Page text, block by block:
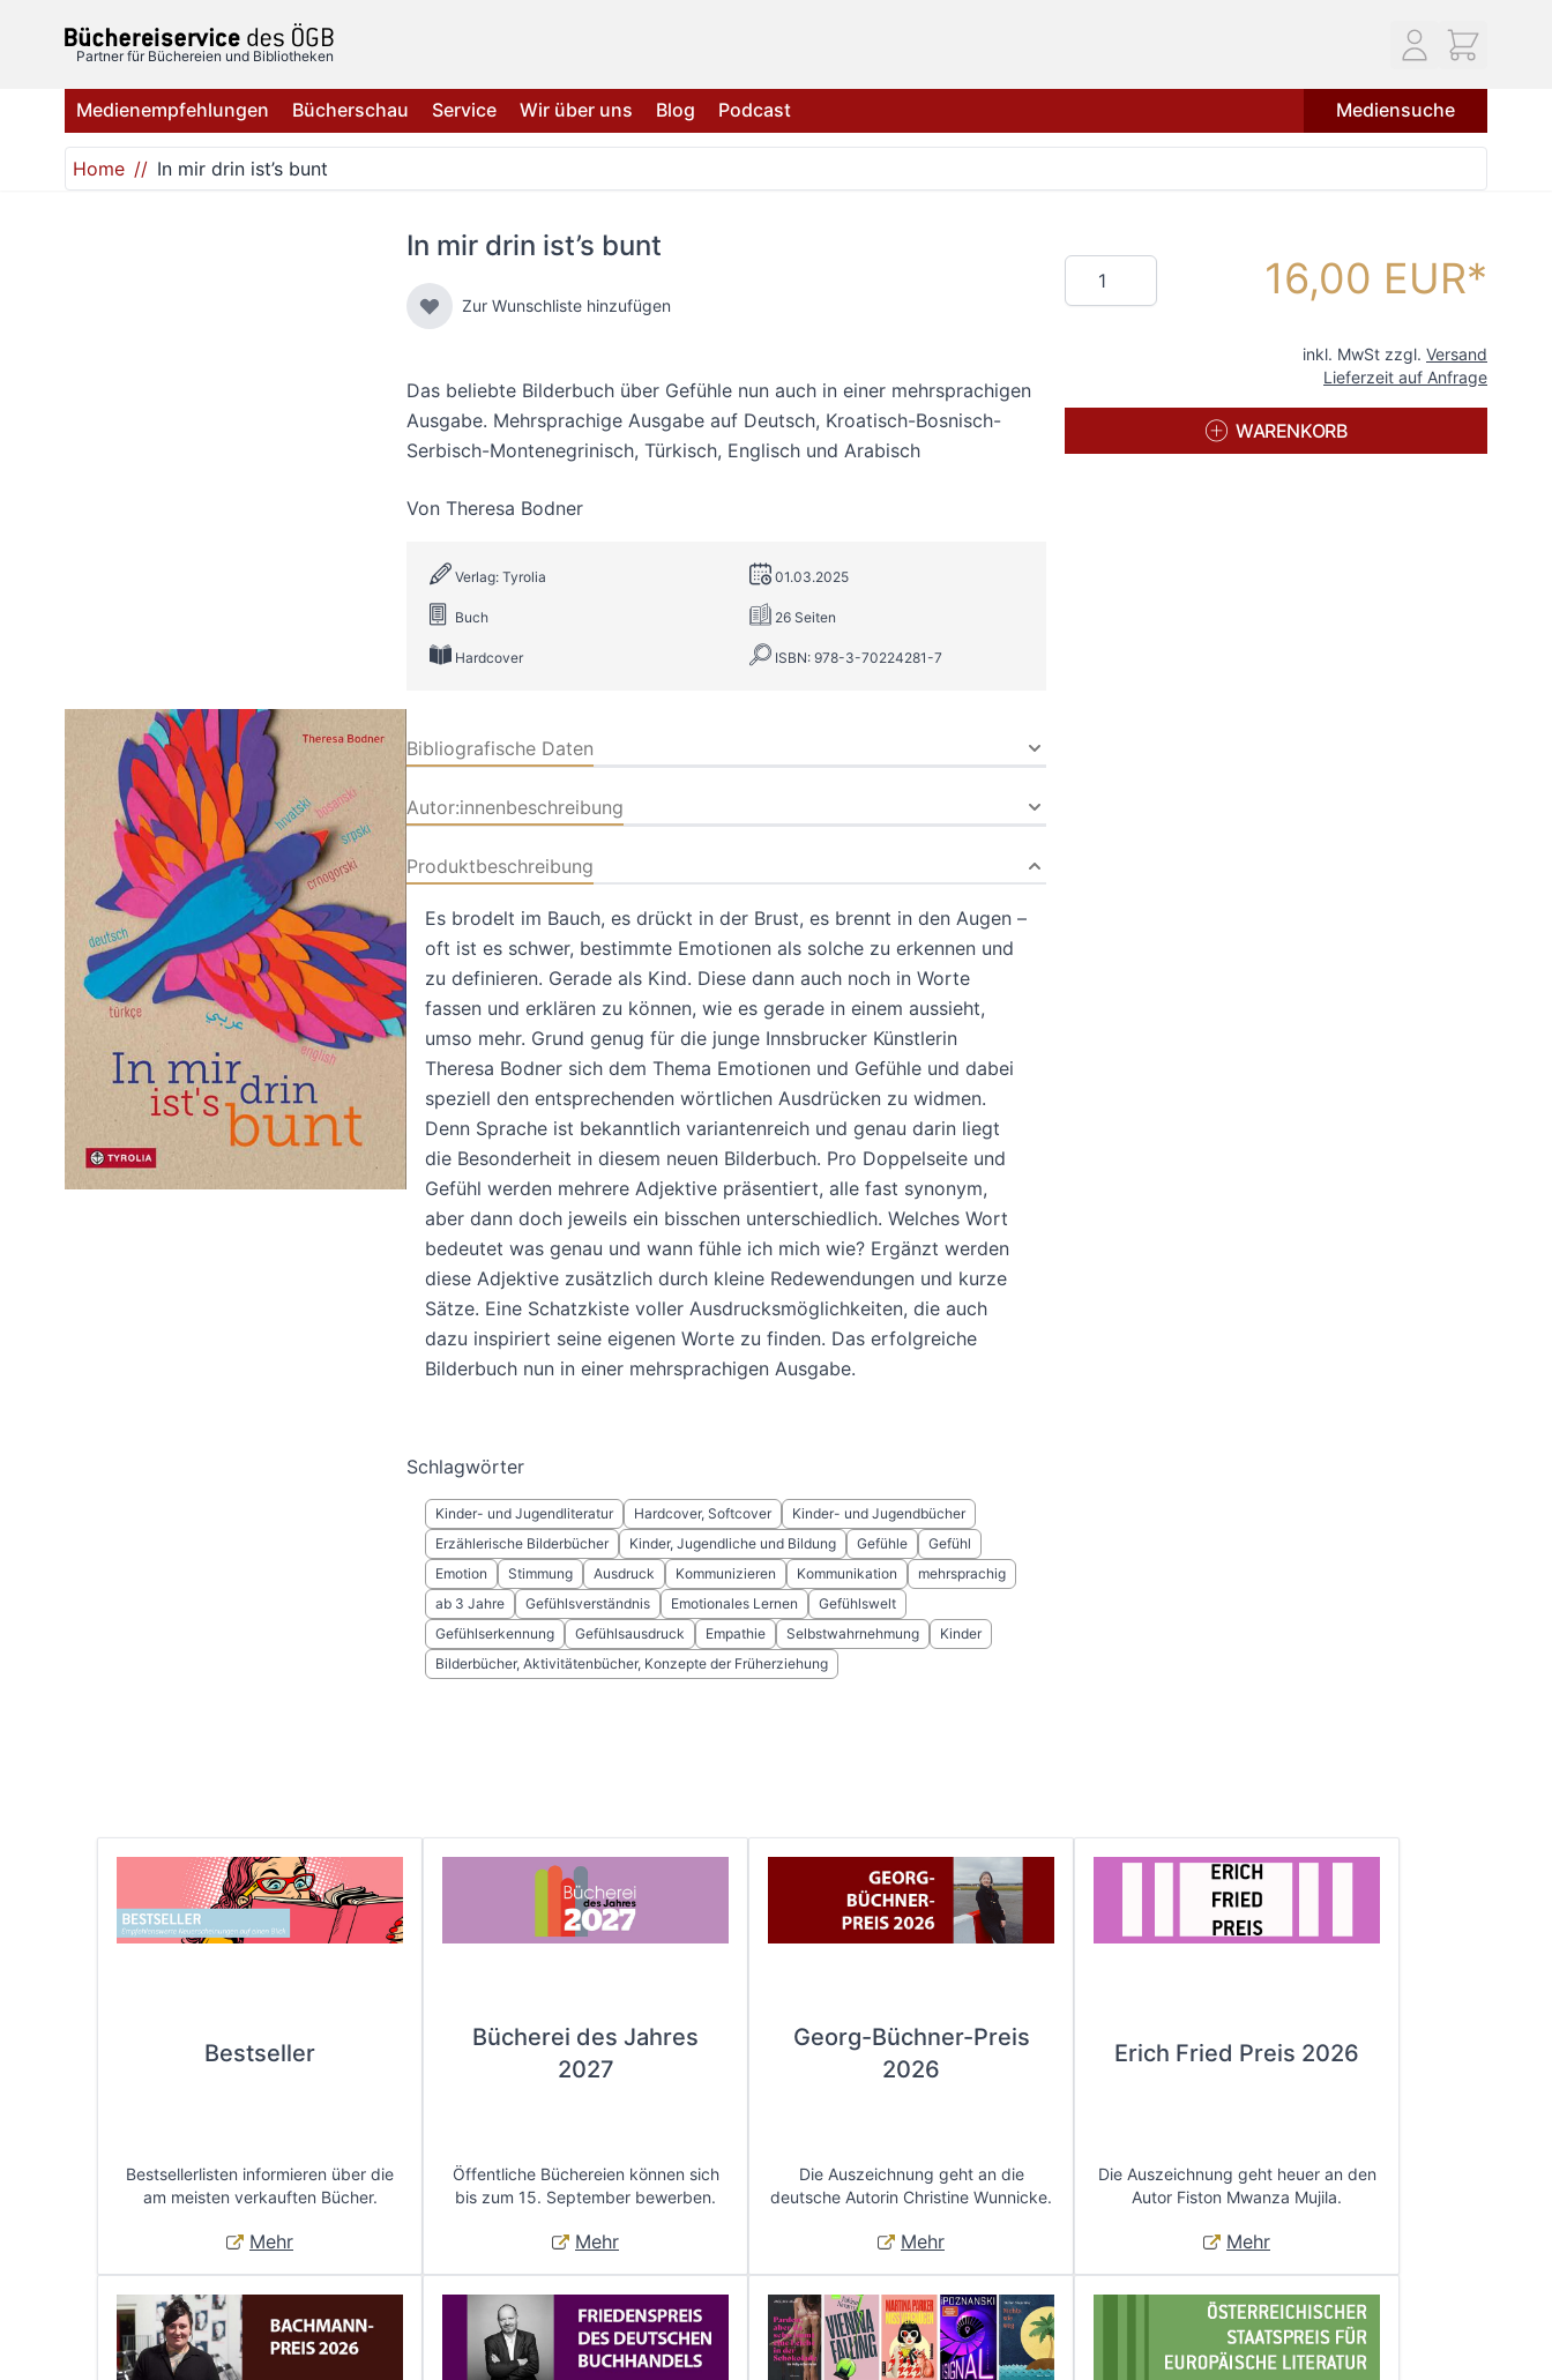
Partner für Büchereien und Bibliotheken
Medienempfehlungen Bücherschau Service Wir über uns Blog Podcast Mediensuche
Home In mir drin ist’s bunt
In mir drin ist’s bunt
Zur Wunschliste hinzufügen
Das beliebte Bilderbuch über Gefühle nun auch in einer mehrsprachigen
Ausgabe. Mehrsprachige Ausgabe auf Deutsch, Kroatisch-Bosnisch-
Serbisch-Montenegrinisch, Türkisch, Englisch und Arabisch
Von Theresa Bodner
Verlag: Tyrolia 01.03.2025
Buch 26 Seiten
Hardcover ISBN: 978-3-70224281-7
Bibliografische Daten
Autor:innenbeschreibung
Produktbeschreibung
Es brodelt im Bauch, es drückt in der Brust, es brennt in den Augen –
oft ist es schwer, bestimmte Emotionen als solche zu erkennen und
zu definieren. Gerade als Kind. Diese dann auch noch in Worte
fassen und erklären zu können, wie es gerade in einem aussieht,
umso mehr. Grund genug für die junge Innsbrucker Künstlerin
Theresa Bodner sich dem Thema Emotionen und Gefühle und dabei
speziell den entsprechenden wörtlichen Ausdrücken zu widmen.
Denn Sprache ist bekanntlich variantenreich und genau darin liegt
die Besonderheit in diesem neuen Bilderbuch. Pro Doppelseite und
Gefühl werden mehrere Adjektive präsentiert, alle fast synonym,
aber dann doch jeweils ein bisschen unterschiedlich. Welches Wort
bedeutet was genau und wann fühle ich mich wie? Ergänzt werden
diese Adjektive zusätzlich durch kleine Redewendungen und kurze
Sätze. Eine Schatzkiste voller Ausdrucksmöglichkeiten, die auch
dazu inspiriert seine eigenen Worte zu finden. Das erfolgreiche
Bilderbuch nun in einer mehrsprachigen Ausgabe.
Schlagwörter
Kinder- und Jugendliteratur Hardcover, Softcover
Kinder- und Jugendbücher
Erzählerische Bilderbücher
Kinder, Jugendliche und Bildung Gefühle
Gefühl
Emotion
Stimmung Ausdruck Kommunizieren Kommunikation
mehrsprachig
ab 3 Jahre
Gefühlsverständnis Emotionales Lernen
Gefühlswelt
Gefühlserkennung
Gefühlsausdruck Empathie Selbstwahrnehmung
Kinder
Bilderbücher, Aktivitätenbücher, Konzepte der Früherziehung
Menge 16,00 EUR
inkl. MwSt zzgl. Versand
Lieferzeit auf Anfrage
WARENKORB
Bestseller
Bestsellerlisten informieren über die
am meisten verkauften Bücher.
Mehr
Bücherei des Jahres
2027
Öffentliche Büchereien können sich
bis zum 15. September bewerben.
Mehr
Georg-Büchner-Preis
2026
Die Auszeichnung geht an die
deutsche Autorin Christine Wunnicke.
Mehr
Erich Fried Preis 2026
Die Auszeichnung geht heuer an den
Autor Fiston Mwanza Mujila.
Mehr